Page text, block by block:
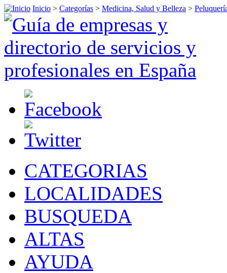
Inicio > Categorías > Medicina, Salud y Belleza >
CATEGORIAS
LOCALIDADES
BUSQUEDA
ALTAS
AYUDA